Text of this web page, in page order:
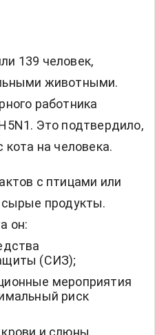
139 человек,
животными.
работника
Это подтвердило,
кота на человека.
с птицами или
сырые продукты.
он:
(СИЗ);
мероприятия
риск
и слюны.